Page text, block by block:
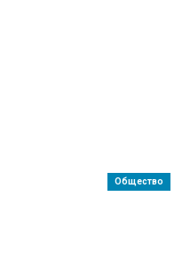
Общество